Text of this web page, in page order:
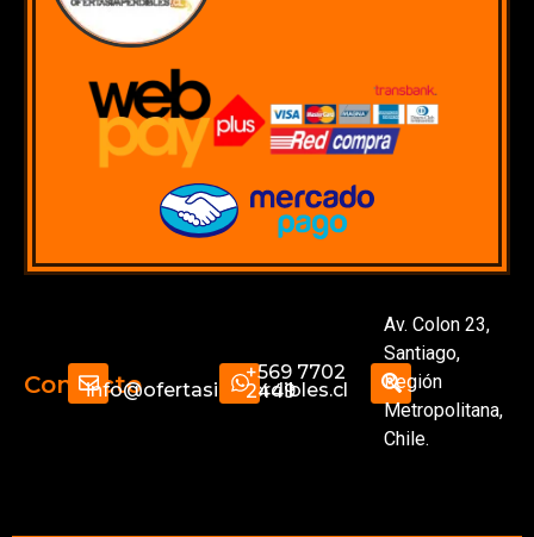
Contactoinfo@ofertasimperdibles.cl
+569 7702
2449
Av. Colon 23,
Santiago,
Región
Metropolitana,
Chile.